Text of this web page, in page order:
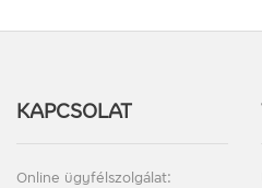
KAPCSOLAT
Online ügyfélszolgálat: